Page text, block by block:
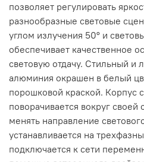
позволяет регулировать
разнообразные световые
углом излучения 50° и
обеспечивает качественное
световую отдачу. Стильный и
алюминия окрашен в белый
порошковой краской. Корпус
поворачивается вокруг своей
менять направление
устанавливается на
подключается к сети